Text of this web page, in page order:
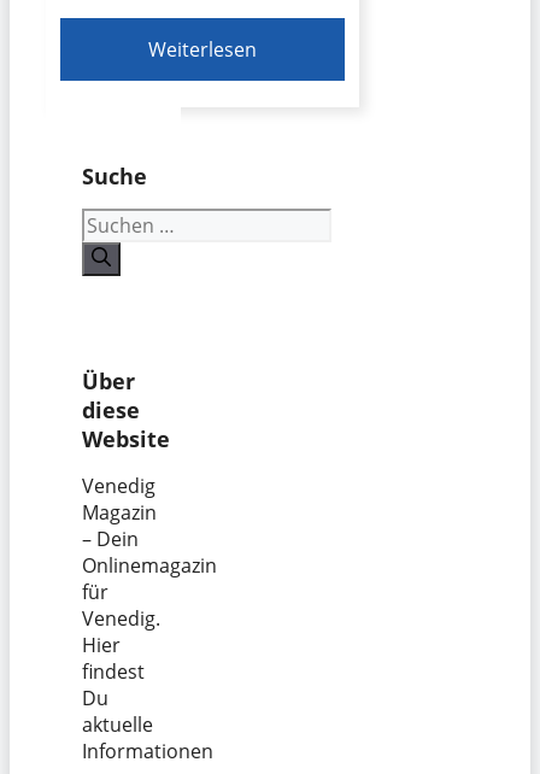
Weiterlesen
Suche
Suchen
nach:
Über
diese
Website
Venedig
Magazin
– Dein
Onlinemagazin
für
Venedig.
Hier
findest
Du
aktuelle
Informationen